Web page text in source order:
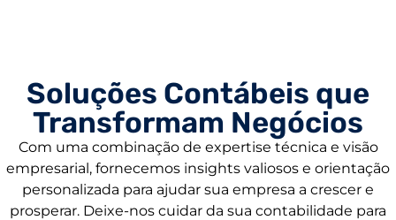
Soluções Contábeis que
Transformam Negócios
Com uma combinação de expertise técnica e visão
empresarial, fornecemos insights valiosos e orientação
personalizada para ajudar sua empresa a crescer e
prosperar. Deixe-nos cuidar da sua contabilidade para